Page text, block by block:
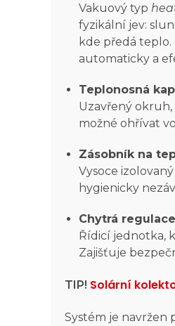
Vakuový typ
fyzikální jev:
kde předá
automaticky a
Teplonosná
Uzavřený
možné ohřívat
Zásobník na
Vysoce
hygienicky
Chytrá regulace
Řídicí jednotka,
Zajišťuje
TIP! Solární
Systém je navržen